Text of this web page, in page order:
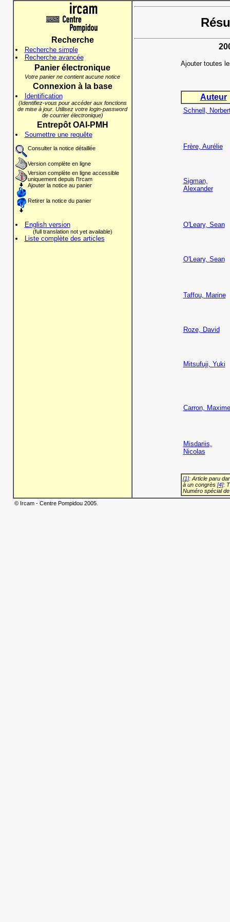
Recherche
Recherche simple
Recherche avancée
Panier électronique
Votre panier ne contient aucune notice
Connexion à la base
Identification
(Identifiez-vous pour accéder aux fonctions
de mise à jour. Utilisez votre login-password
de courrier électronique)
Entrepôt OAI-PMH
Soumettre une requête
Consulter la notice détaillée
Version complète en ligne
Version complète en ligne accessible
uniquement depuis l'Ircam
Ajouter la notice au panier
Retirer la notice du panier
English version
(full translation not yet available)
Liste complète des articles
Ajouter toutes
Auteur
Schnell,
Frère, Aurélie
Sigman,
Alexander
O'Leary, Sean
O'Leary, Sean
Taffou, Marine
Roze, David
Mitsufuji, Yuki
Carron, Maxime
Misdariis,
Nicolas
[1]: Article paru
à un congrès [4]:
Numéro spécial
© Ircam - Centre Pompidou 2005.